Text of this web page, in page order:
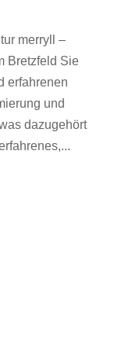
merryll –
Bretzfeld Sie
erfahrenen
und
dazugehört